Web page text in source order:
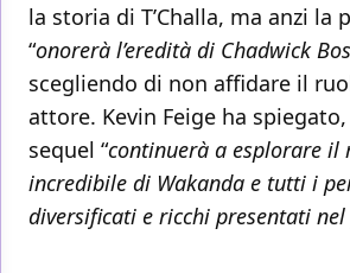
la storia di T’Challa, ma anzi la
“onorerà l’eredità di Chadwick
scegliendo di non affidare il
attore. Kevin Feige ha
sequel “continuerà a esplorare il
incredibile di Wakanda e tutti i
diversificati e ricchi presentati